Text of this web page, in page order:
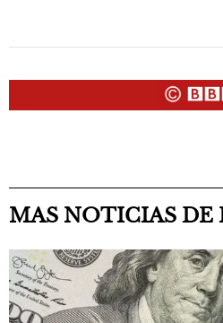
MAS NOTICIAS